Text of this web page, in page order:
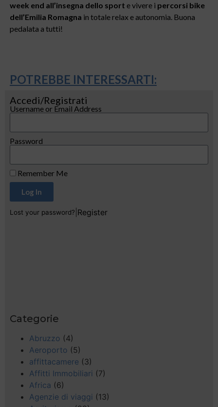
week end all’insegna dello sport e vivere i percorsi bike
dell’Emilia Romagna in totale relax e autonomia. Buona
pedalata a tutti!
POTREBBE INTERESSARTI:
Accedi/Registrati
Username or Email Address
Password
Remember Me
Log In
Lost your password? Register
Categorie
Abruzzo (4)
Aeroporto (5)
affittacamere (3)
Affitti Immobiliari (7)
Africa (6)
Agenzie di viaggi (13)